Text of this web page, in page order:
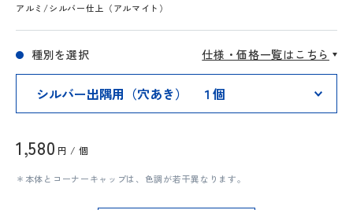
アルミ/シルバー仕上（アルマイト）
仕様・価格一覧はこちら
種別を選択
1,580 円 / 個
＊本体とコーナーキャップは、色調が若干異なります。